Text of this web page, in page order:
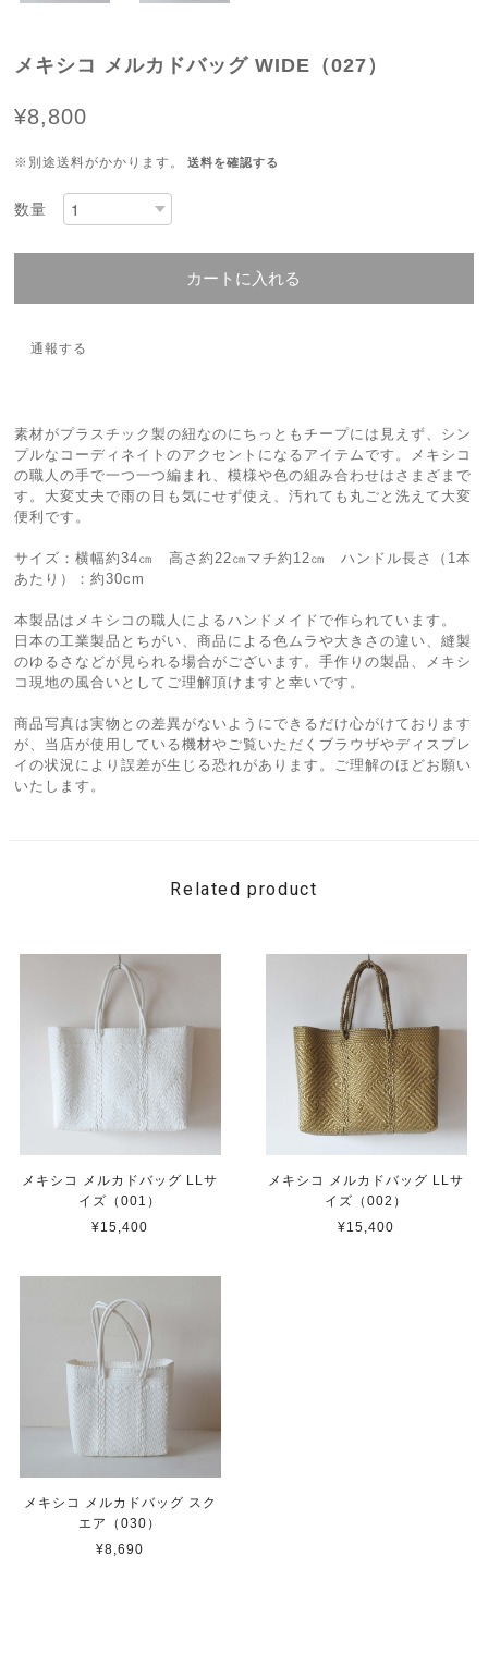
メキシコ メルカドバッグ WIDE（027）
¥8,800
※別途送料がかかります。 送料を確認する
数量
カートに入れる
通報する
素材がプラスチック製の紐なのにちっともチープには見えず、シン
プルなコーディネイトのアクセントになるアイテムです。メキシコ
の職人の手で一つ一つ編まれ、模様や色の組み合わせはさまざまで
す。大変丈夫で雨の日も気にせず使え、汚れても丸ごと洗えて大変
便利です。
サイズ：横幅約34㎝ 高さ約22㎝マチ約12㎝ ハンドル長さ（1本
あたり）：約30cm
本製品はメキシコの職人によるハンドメイドで作られています。
日本の工業製品とちがい、商品による色ムラや大きさの違い、縫製
のゆるさなどが見られる場合がございます。手作りの製品、メキシ
コ現地の風合いとしてご理解頂けますと幸いです。
商品写真は実物との差異がないようにできるだけ心がけております
が、当店が使用している機材やご覧いただくブラウザやディスプレ
イの状況により誤差が生じる恐れがあります。ご理解のほどお願い
いたします。
Related product
メキシコ メルカドバッグ LLサ
イズ（001）
¥15,400
メキシコ メルカドバッグ LLサ
イズ（002）
¥15,400
メキシコ メルカドバッグ スク
エア（030）
¥8,690